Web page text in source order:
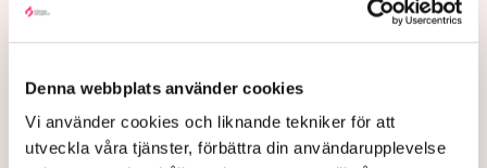
Denna webbplats använder cookies
Vi använder cookies och liknande tekniker för att
utveckla våra tjänster, förbättra din användarupplevelse